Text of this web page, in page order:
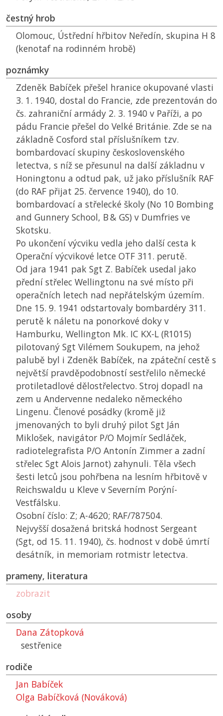
čestný hrob
Olomouc, Ústřední hřbitov Neředín, skupina H 8
(kenotaf na rodinném hrobě)
poznámky
Zdeněk Babíček přešel hranice okupované vlasti
3. 1. 1940, dostal do Francie, zde prezentován do
čs. zahraniční armády 2. 3. 1940 v Paříži, a po
pádu Francie přešel do Velké Británie. Zde se na
základně Cosford stal příslušníkem tzv.
bombardovací skupiny československého
letectva, s níž se přesunul na další základnu v
Honingtonu a odtud pak, už jako příslušník RAF
(do RAF přijat 25. července 1940), do 10.
bombardovací a střelecké školy (No 10 Bombing
and Gunnery School, B & GS) v Dumfries ve
Skotsku.
Po ukončení výcviku vedla jeho další cesta k
Operační výcvikové letce OTF 311. perutě.
Od jara 1941 pak Sgt Z. Babíček usedal jako
přední střelec Wellingtonu na své místo při
operačních letech nad nepřátelským územím.
Dne 15. 9. 1941 odstartovaly bombardéry 311.
perutě k náletu na ponorkové doky v
Hamburku, Wellington Mk. IC KX-L (R1015)
pilotovaný Sgt Vilémem Soukupem, na jehož
palubě byl i Zdeněk Babíček, na zpáteční cestě s
největší pravděpodobností sestřelilo německé
protiletadlové dělostřelectvo. Stroj dopadl na
zem u Andervenne nedaleko německého
Lingenu. Členové posádky (kromě již
jmenovaných to byli druhý pilot Sgt Ján
Miklošek, navigátor P/O Mojmír Sedláček,
radiotelegrafista P/O Antonín Zimmer a zadní
střelec Sgt Alois Jarnot) zahynuli. Těla všech
šesti letců jsou pohřbena na lesním hřbitově v
Reichswaldu u Kleve v Severním Porýní-
Vestfálsku.
Osobní číslo: Z; A-4620; RAF/787504.
Nejvyšší dosažená britská hodnost Sergeant
(Sgt, od 15. 11. 1940), čs. hodnost v době úmrtí
desátník, in memoriam rotmistr letectva.
prameny, literatura
zobrazit
osoby
Dana Zátopková
sestřenice
rodiče
Jan Babíček
Olga Babíčková (Nováková)